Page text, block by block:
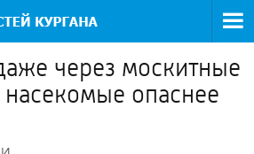
через москитные
насекомые опаснее